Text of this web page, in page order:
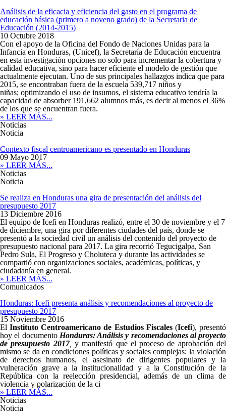
Análisis de la eficacia y eficiencia del gasto en el programa de
educación básica (primero a noveno grado) de la Secretaria de
Educación (2014-2015)
10 Octubre 2018
Con el apoyo de la Oficina del Fondo de Naciones Unidas para la
Infancia en Honduras, (Unicef), la Secretaría de Educación encuentra
en esta investigación opciones no solo para incrementar la cobertura y
calidad educativa, sino para hacer eficiente el modelo de gestión que
actualmente ejecutan. Uno de sus principales hallazgos indica que para
2015, se encontraban fuera de la escuela 539,717 niños y
niñas; optimizando el uso de insumos, el sistema educativo tendría la
capacidad de absorber 191,662 alumnos más, es decir al menos el 36%
de los que se encuentran fuera.
» LEER MÁS...
Noticias
Noticia
Contexto fiscal centroamericano es presentado en Honduras
09 Mayo 2017
» LEER MÁS...
Noticias
Noticia
Se realiza en Honduras una gira de presentación del análisis del
presupuesto 2017
13 Diciembre 2016
El equipo de Icefi en Honduras realizó, entre el 30 de noviembre y el 7
de diciembre, una gira por diferentes ciudades del país, donde se
presentó a la sociedad civil un análisis del contenido del proyecto de
presupuesto nacional para 2017. La gira recorrió Tegucigalpa, San
Pedro Sula, El Progreso y Choluteca y durante las actividades se
compartió con organizaciones sociales, académicas, políticas, y
ciudadanía en general.
» LEER MÁS...
Comunicados
Honduras: Icefi presenta análisis y recomendaciones al proyecto de
presupuesto 2017
15 Noviembre 2016
ElInstituto Centroamericano de Estudios Fiscales(Icefi), presentó
hoy el documento Honduras: Análisis y recomendaciones al proyecto
de presupuesto 2017, y manifestó que el proceso de aprobación del
mismo se da en condiciones políticas y sociales complejas: la violación
de derechos humanos, el asesinato de dirigentes populares y la
vulneración grave a la institucionalidad y a la Constitución de la
República con la reelección presidencial, además de un clima de
violencia y polarización de la ci
» LEER MÁS...
Noticias
Noticia